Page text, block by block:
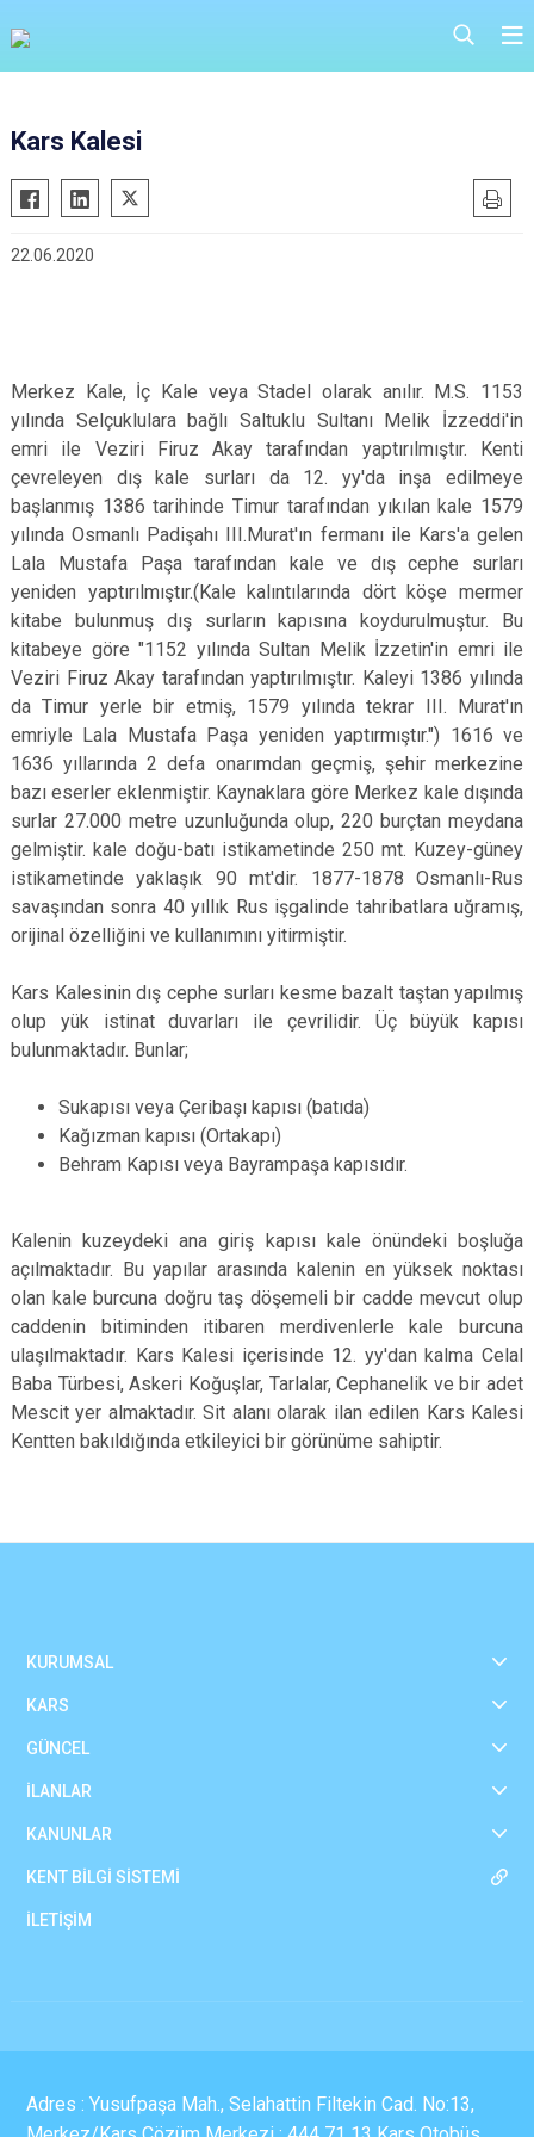
Kars Kalesi
22.06.2020
Merkez Kale, İç Kale veya Stadel olarak anılır. M.S. 1153
yılında Selçuklulara bağlı Saltuklu Sultanı Melik İzzeddi'in
emri ile Veziri Firuz Akay tarafından yaptırılmıştır. Kenti
çevreleyen dış kale surları da 12. yy'da inşa edilmeye
başlanmış 1386 tarihinde Timur tarafından yıkılan kale 1579
yılında Osmanlı Padişahı III.Murat'ın fermanı ile Kars'a gelen
Lala Mustafa Paşa tarafından kale ve dış cephe surları
yeniden yaptırılmıştır.(Kale kalıntılarında dört köşe mermer
kitabe bulunmuş dış surların kapısına koydurulmuştur. Bu
kitabeye göre "1152 yılında Sultan Melik İzzetin'in emri ile
Veziri Firuz Akay tarafından yaptırılmıştır. Kaleyi 1386 yılında
da Timur yerle bir etmiş, 1579 yılında tekrar III. Murat'ın
emriyle Lala Mustafa Paşa yeniden yaptırmıştır.") 1616 ve
1636 yıllarında 2 defa onarımdan geçmiş, şehir merkezine
bazı eserler eklenmiştir. Kaynaklara göre Merkez kale dışında
surlar 27.000 metre uzunluğunda olup, 220 burçtan meydana
gelmiştir. kale doğu-batı istikametinde 250 mt. Kuzey-güney
istikametinde yaklaşık 90 mt'dir. 1877-1878 Osmanlı-Rus
savaşından sonra 40 yıllık Rus işgalinde tahribatlara uğramış,
orijinal özelliğini ve kullanımını yitirmiştir.
Kars Kalesinin dış cephe surları kesme bazalt taştan yapılmış
olup yük istinat duvarları ile çevrilidir. Üç büyük kapısı
bulunmaktadır. Bunlar;
Sukapısı veya Çeribaşı kapısı (batıda)
Kağızman kapısı (Ortakapı)
Behram Kapısı veya Bayrampaşa kapısıdır.
Kalenin kuzeydeki ana giriş kapısı kale önündeki boşluğa
açılmaktadır. Bu yapılar arasında kalenin en yüksek noktası
olan kale burcuna doğru taş döşemeli bir cadde mevcut olup
caddenin bitiminden itibaren merdivenlerle kale burcuna
ulaşılmaktadır. Kars Kalesi içerisinde 12. yy'dan kalma Celal
Baba Türbesi, Askeri Koğuşlar, Tarlalar, Cephanelik ve bir adet
Mescit yer almaktadır. Sit alanı olarak ilan edilen Kars Kalesi
Kentten bakıldığında etkileyici bir görünüme sahiptir.
KURUMSAL
KARS
GÜNCEL
İLANLAR
KANUNLAR
KENT BİLGİ SİSTEMİ
İLETİŞİM
Adres : Yusufpaşa Mah., Selahattin Filtekin Cad. No:13,